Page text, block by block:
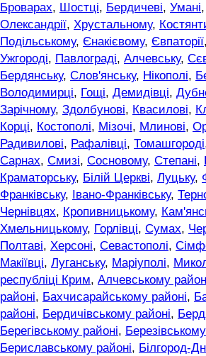
Броварах, Шостці, Бердичеві, Умані,
Олександрії, Хрустальному,
Подільському, Єнакієвому, Євпаторії,
Ужгороді, Павлограді, Алчевську,
Бердянську, Слов'янську, Нікополі,
Володимирці, Гощі, Демидівці,
Зарічному, Здолбунові, Квасилові,
Корці, Костополі, Мізочі, Млинові,
Радивилові, Рафалівці, Томашгороді
Сарнах, Смизі, Сосновому, Степані,
Краматорську, Білій Церкві, Луцьку,
Франківську, Івано-Франківську,
Чернівцях, Кропивницькому,
Хмельницькому, Горлівці, Сумах,
Полтаві, Херсоні, Севастополі,
Макіївці, Луганську, Маріуполі,
республіці Крим, Алчевському
районі, Бахчисарайському районі,
районі, Бердичівському районі,
Берегівському районі,
Бериславському районі, Білгород-